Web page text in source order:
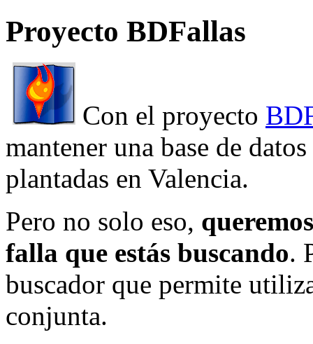
Proyecto BDFallas
Con el proyecto
mantener una base de
plantadas en Valencia.
Pero no solo eso,
falla que estás buscando.
buscador que permite
conjunta.